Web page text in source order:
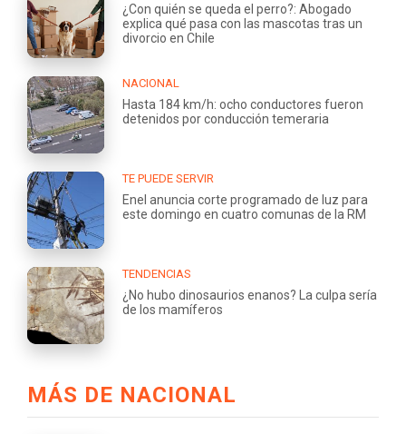
¿Con quién se queda el perro?: Abogado
explica qué pasa con las mascotas tras un
divorcio en Chile
NACIONAL
Hasta 184 km/h: ocho conductores fueron
detenidos por conducción temeraria
TE PUEDE SERVIR
Enel anuncia corte programado de luz para
este domingo en cuatro comunas de la RM
TENDENCIAS
¿No hubo dinosaurios enanos? La culpa sería
de los mamíferos
MÁS DE NACIONAL